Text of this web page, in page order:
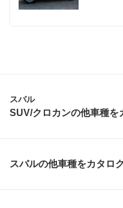
スバル
SUV/クロカンの他車種を
クロストレック
スバルの他車種をカタロ